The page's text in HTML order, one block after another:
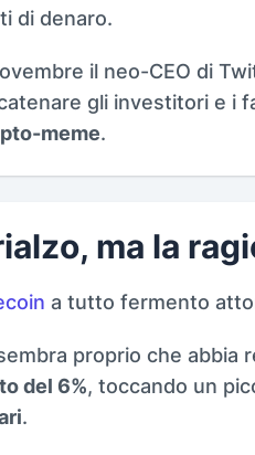
di denaro.
il neo-CEO di
gli investitori e i
meme.
ma la
a tutto fermento
proprio che abbia
del 6%, toccando un
.